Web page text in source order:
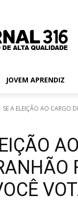
JOVEM APRENDIZ
SE A ELEIÇÃO AO CARGO